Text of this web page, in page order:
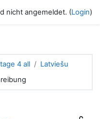
nicht angemeldet. (Login)
4 all
Latviešu